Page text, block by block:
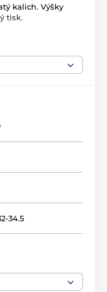
kalich. Výšky
tisk.
trofeje
34.5